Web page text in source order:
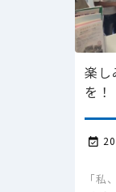
楽し
を！

「私